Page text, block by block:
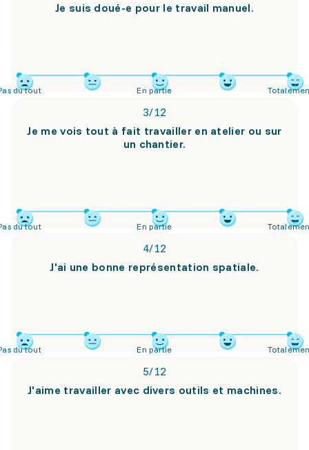
Je suis doué-e pour le travail manuel.
du tout En partie
3/12
Je me vois tout à fait travailler en atelier ou sur
un chantier.
du tout En partie
4/12
J'ai une bonne représentation spatiale.
du tout En partie
5/12
J'aime travailler avec divers outils et machines.